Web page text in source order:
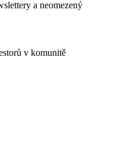
a neomezený
v komunitě